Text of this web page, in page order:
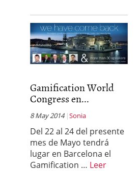
Gamification World
Congress en...
8 May 2014 Sonia
Del 22 al 24 del presente
mes de Mayo tendrá
lugar en Barcelona el
Gamification … Leer